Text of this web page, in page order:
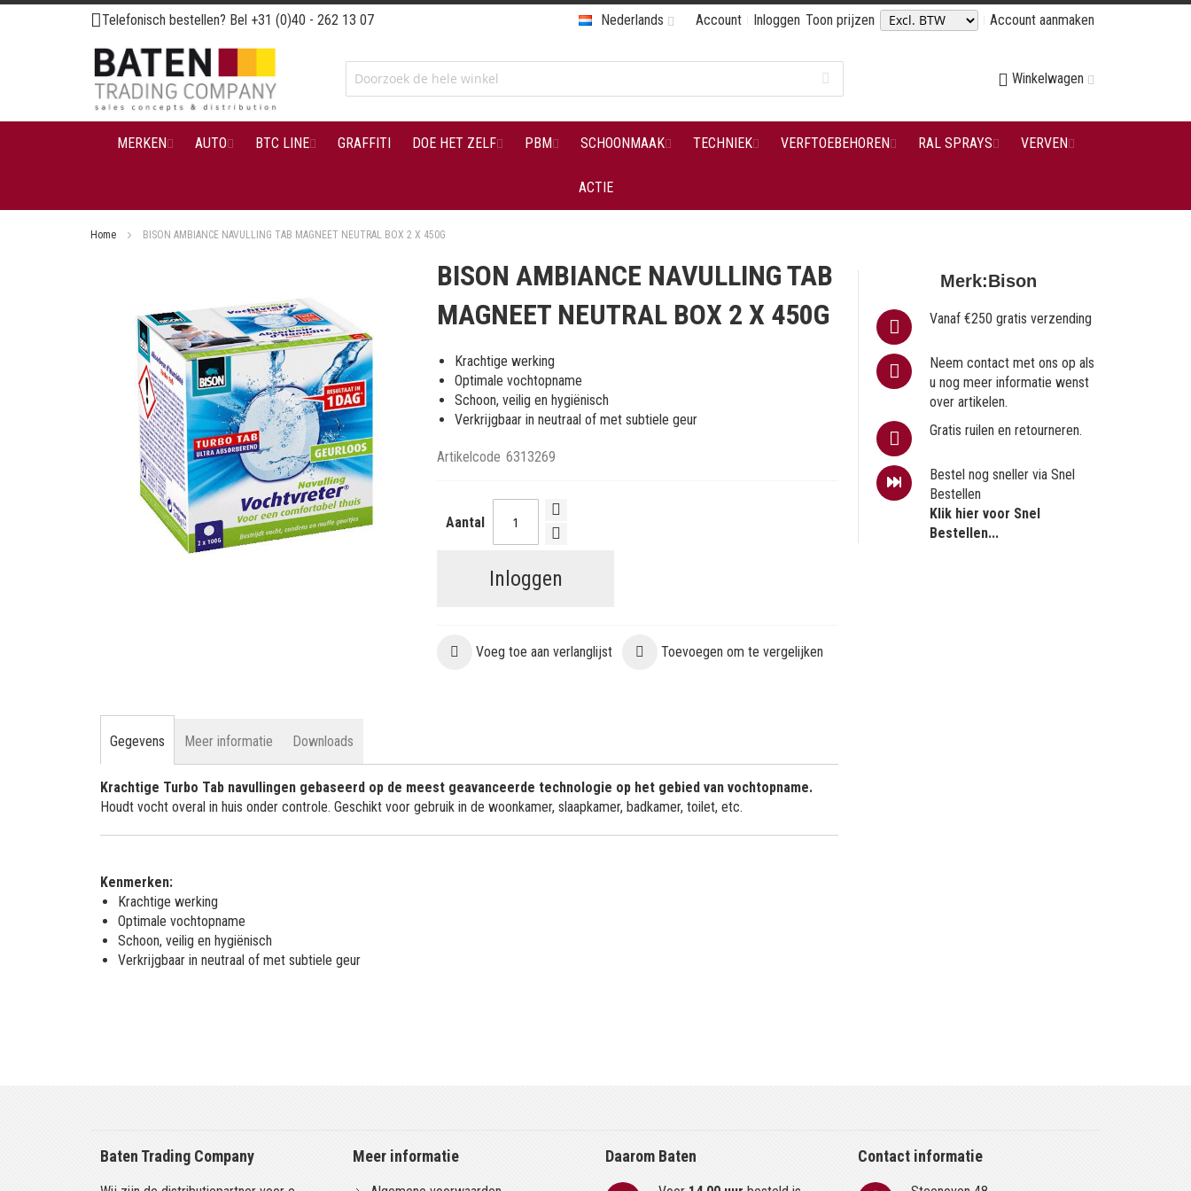
Ga
naar
de
inhoud
Telefonisch bestellen? Bel +31 (0)40 - 262 13 07 Account Inloggen Toon prijzen Account aanmaken
Nederlands
Winkelwagen
MERKEN AUTO BTC LINE GRAFFITI DOE HET ZELF PBM SCHOONMAAK TECHNIEK VERFTOEBEHOREN RAL SPRAYS VERVEN
ACTIE
Home BISON AMBIANCE NAVULLING TAB MAGNEET NEUTRAL BOX 2 X 450G
afbeeldingen-
afbeeldingen-
gallerij
BISON AMBIANCE NAVULLING TAB
MAGNEET NEUTRAL BOX 2 X 450G
Krachtige werking
Optimale vochtopname
Schoon, veilig en hygiënisch
Verkrijgbaar in neutraal of met subtiele geur
Artikelcode 6313269
Aantal
Inloggen
Voeg toe aan verlanglijst Toevoegen om te vergelijken
Merk:Bison
Vanaf €250 gratis verzending
Neem contact met ons op als
u nog meer informatie wenst
over artikelen.
Gratis ruilen en retourneren.
Bestel nog sneller via Snel
Bestellen
Klik hier voor Snel
Bestellen...
Gegevens
Krachtige Turbo Tab navullingen gebaseerd op de meest geavanceerde technologie op het gebied van vochtopname.
Houdt vocht overal in huis onder controle. Geschikt voor gebruik in de woonkamer, slaapkamer, badkamer, toilet, etc.
Kenmerken:
Krachtige werking
Optimale vochtopname
Schoon, veilig en hygiënisch
Verkrijgbaar in neutraal of met subtiele geur
Meer informatie Downloads
Baten Trading Company Meer informatie Daarom Baten Contact informatie